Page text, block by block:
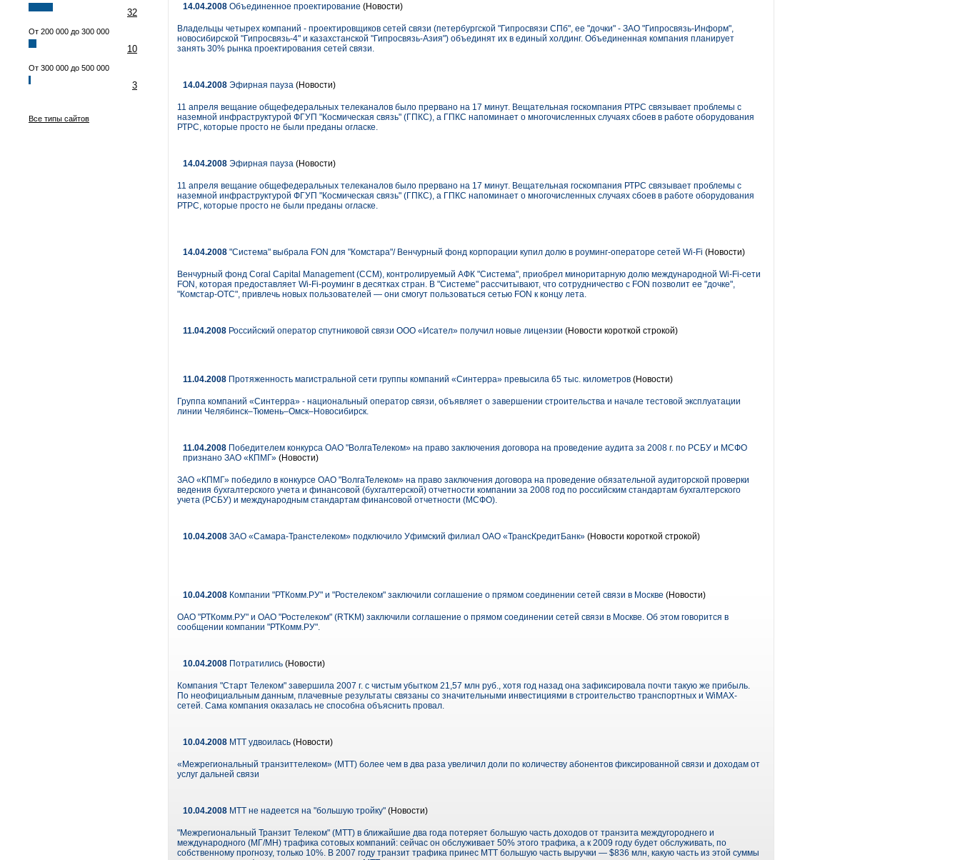
32
От 200 000 до 300 000
10
От 300 000 до 500 000
3
Все типы сайтов
14.04.2008 Объединенное проектирование (Новости)
Владельцы четырех компаний - проектировщиков сетей связи (петербургской "Гипросвязи СПб", ее "дочки" - ЗАО "Гипросвязь-Информ",
новосибирской "Гипросвязь-4" и казахстанской "Гипросвязь-Азия") объединят их в единый холдинг. Объединенная компания планирует
занять 30% рынка проектирования сетей связи.
14.04.2008 Эфирная пауза (Новости)
11 апреля вещание общефедеральных телеканалов было прервано на 17 минут. Вещательная госкомпания РТРС связывает проблемы с
наземной инфраструктурой ФГУП "Космическая связь" (ГПКС), а ГПКС напоминает о многочисленных случаях сбоев в работе оборудования
РТРС, которые просто не были преданы огласке.
14.04.2008 Эфирная пауза (Новости)
11 апреля вещание общефедеральных телеканалов было прервано на 17 минут. Вещательная госкомпания РТРС связывает проблемы с
наземной инфраструктурой ФГУП "Космическая связь" (ГПКС), а ГПКС напоминает о многочисленных случаях сбоев в работе оборудования
РТРС, которые просто не были преданы огласке.
14.04.2008 "Система" выбрала FON для "Комстара"/ Венчурный фонд корпорации купил долю в роуминг-операторе сетей Wi-Fi (Новости)
Венчурный фонд Coral Capital Management (CCM), контролируемый АФК "Система", приобрел миноритарную долю международной Wi-Fi-сети
FON, которая предоставляет Wi-Fi-роуминг в десятках стран. В "Системе" рассчитывают, что сотрудничество с FON позволит ее "дочке",
"Комстар-ОТС", привлечь новых пользователей — они смогут пользоваться сетью FON к концу лета.
11.04.2008 Российский оператор спутниковой связи ООО «Исател» получил новые лицензии (Новости короткой строкой)
11.04.2008 Протяженность магистральной сети группы компаний «Синтерра» превысила 65 тыс. километров (Новости)
Группа компаний «Синтерра» - национальный оператор связи, объявляет о завершении строительства и начале тестовой эксплуатации
линии Челябинск–Тюмень–Омск–Новосибирск.
11.04.2008 Победителем конкурса ОАО "ВолгаТелеком» на право заключения договора на проведение аудита за 2008 г. по РСБУ и МСФО
признано ЗАО «КПМГ» (Новости)
ЗАО «КПМГ» победило в конкурсе ОАО "ВолгаТелеком» на право заключения договора на проведение обязательной аудиторской проверки
ведения бухгалтерского учета и финансовой (бухгалтерской) отчетности компании за 2008 год по российским стандартам бухгалтерского
учета (РСБУ) и международным стандартам финансовой отчетности (МСФО).
10.04.2008 ЗАО «Самара-Транстелеком» подключило Уфимский филиал ОАО «ТрансКредитБанк» (Новости короткой строкой)
10.04.2008 Компании "РТКомм.РУ" и "Ростелеком" заключили соглашение о прямом соединении сетей связи в Москве (Новости)
ОАО "РТКомм.РУ" и ОАО "Ростелеком" (RTKM) заключили соглашение о прямом соединении сетей связи в Москве. Об этом говорится в
сообщении компании "РТКомм.РУ".
10.04.2008 Потратились (Новости)
Компания "Старт Телеком" завершила 2007 г. с чистым убытком 21,57 млн руб., хотя год назад она зафиксировала почти такую же прибыль.
По неофициальным данным, плачевные результаты связаны со значительными инвестициями в строительство транспортных и WiMAX-
сетей. Сама компания оказалась не способна объяснить провал.
10.04.2008 МТТ удвоилась (Новости)
«Межрегиональный транзиттелеком» (МТТ) более чем в два раза увеличил доли по количеству абонентов фиксированной связи и доходам от
услуг дальней связи
10.04.2008 МТТ не надеется на "большую тройку" (Новости)
"Межрегиональный Транзит Телеком" (МТТ) в ближайшие два года потеряет большую часть доходов от транзита междугороднего и
международного (МГ/МН) трафика сотовых компаний: сейчас он обслуживает 50% этого трафика, а к 2009 году будет обслуживать, по
собственному прогнозу, только 10%. В 2007 году транзит трафика принес МТТ большую часть выручки — $836 млн, какую часть из этой суммы